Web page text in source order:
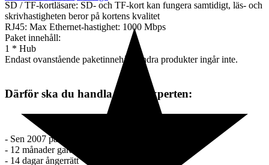
SD / TF-kortläsare: SD- och TF-kort kan fungera samtidigt, läs- och
skrivhastigheten beror på kortens kvalitet
RJ45: Max Ethernet-hastighet: 1000 Mbps
Paket innehåll:
1 * Hub
Endast ovanstående paketinnehåll, andra produkter ingår inte.
Därför ska du handla av Prylxperten:
- Sen 2007 på marknaden.
- 12 månader garanti
- 14 dagar ångerrätt